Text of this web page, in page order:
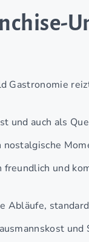
Gastronomie
und auch als
nostalgische
freundlich und
Abläufe,